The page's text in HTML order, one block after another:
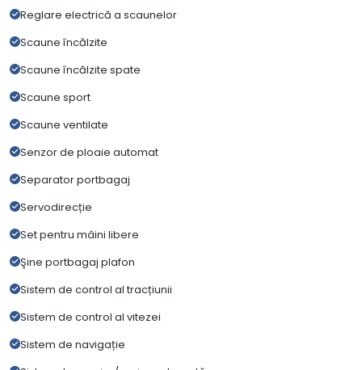
Reglare electrică a scaunelor
Scaune încălzite
Scaune încălzite spate
Scaune sport
Scaune ventilate
Senzor de ploaie automat
Separator portbagaj
Servodirecție
Set pentru mâini libere
Şine portbagaj plafon
Sistem de control al tracțiunii
Sistem de control al vitezei
Sistem de navigație